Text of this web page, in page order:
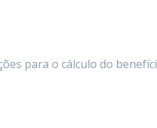
para o cálculo do